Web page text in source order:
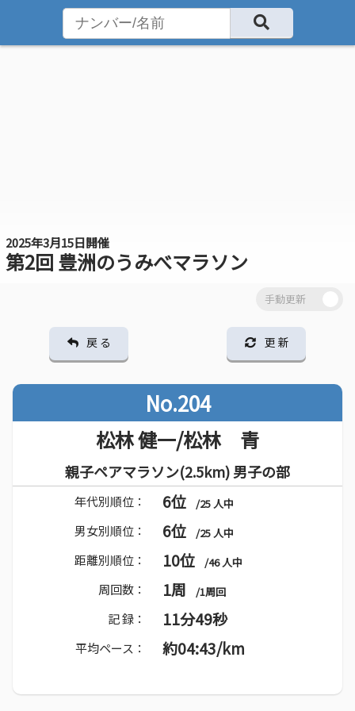
2025年3月15日開催
第2回 豊洲のうみべマラソン
戻 る 更 新
No.204
松林 健一/松林 青
親子ペアマラソン(2.5km) 男子の部
年代別順位： 6位 /25 人中
男女別順位： 6位 /25 人中
距離別順位： 10位 /46 人中
周回数： 1周 /1周回
記 録： 11分49秒
平均ペース： 約04:43/km